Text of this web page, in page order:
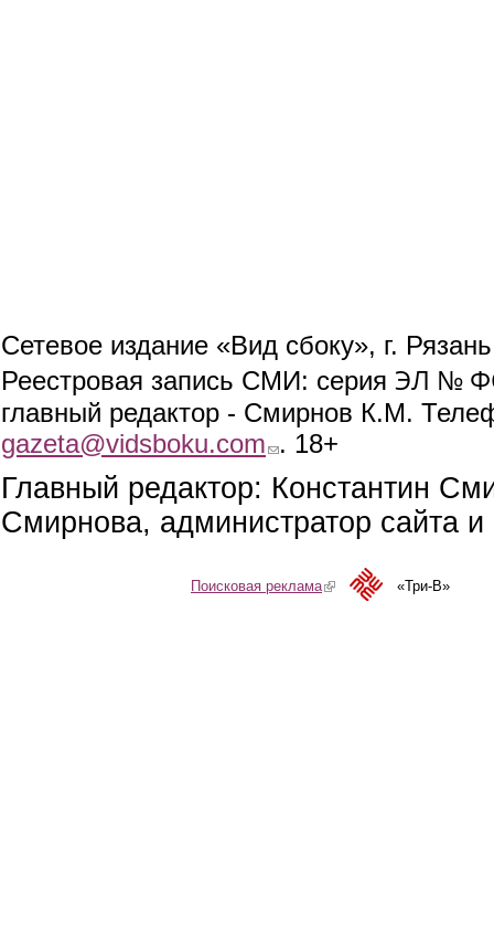
Сетевое издание «Вид сбоку», г.
Реестровая запись СМИ: серия ЭЛ №
главный редактор - Смирнов К.М.
gazeta@vidsboku.com (link sends e-mail)
. 18+
Главный редактор: Константин
Смирнова, администратор сайта
Поисковая реклама(link is external)«Три-В»